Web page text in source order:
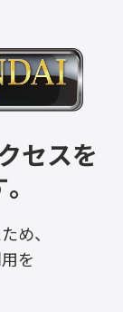
セスを
め、
を